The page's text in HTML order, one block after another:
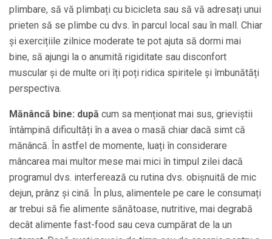
plimbare, să vă plimbați cu bicicleta sau să vă adresați unui
prieten să se plimbe cu dvs. în parcul local sau în mall. Chiar
și exercițiile zilnice moderate te pot ajuta să dormi mai
bine, să ajungi la o anumită rigiditate sau disconfort
muscular și de multe ori îți poți ridica spiritele și îmbunătăți
perspectiva.
Mănâncă bine: după cum sa menționat mai sus, grieviștii
întâmpină dificultăți în a avea o masă chiar dacă simt că
mănâncă. În astfel de momente, luați în considerare
mâncarea mai multor mese mai mici în timpul zilei dacă
programul dvs. interferează cu rutina dvs. obișnuită de mic
dejun, prânz și cină. În plus, alimentele pe care le consumați
ar trebui să fie alimente sănătoase, nutritive, mai degrabă
decât alimente fast-food sau ceva cumpărat de la un